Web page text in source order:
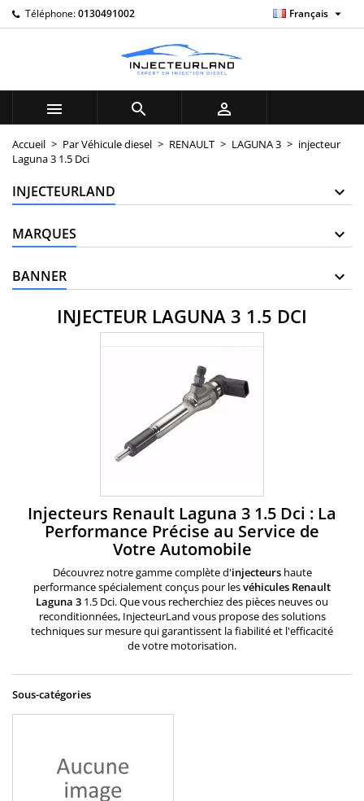
Téléphone:0130491002 Français 
  
Accueil Par Véhicule diesel RENAULT LAGUNA 3
injecteur
Laguna 3 1.5 Dci
INJECTEURLAND
MARQUES
BANNER
INJECTEUR LAGUNA 3 1.5 DCI
Injecteurs Renault Laguna 3 1.5 Dci : La
Performance Précise au Service de
Votre Automobile
Découvrez notre gamme complète d'injecteurshaute
performance spécialement conçus pour lesvéhicules Renault
Laguna 3 1.5 Dci. Que vous recherchiez des pièces neuves ou
reconditionnées, InjecteurLand vous propose des solutions
techniques sur mesure qui garantissent la fiabilité et l'efficacité
de votre motorisation.
Sous-catégories
My wishlists ×
add_circle_outline
((modalTitle)) ×
((confirmMessage))
((cancelText)) ((modalDeleteText))
((title)) ×
Connexion ×
Vous devez être connecté pour ajouter des produits à
votre liste d'envies.
((cancelText)) ((loginText))